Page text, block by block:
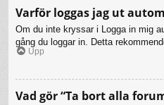
Varför loggas jag ut
Om du inte kryssar i Logga in mig
gång du loggar in. Detta
Upp
Vad gör “Ta bort alla